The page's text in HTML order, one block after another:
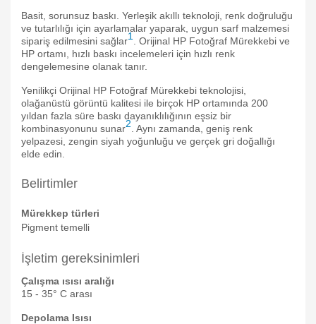
Basit, sorunsuz baskı. Yerleşik akıllı teknoloji, renk doğruluğu
ve tutarlılığı için ayarlamalar yaparak, uygun sarf malzemesi
sipariş edilmesini sağlar1
. Orijinal HP Fotoğraf Mürekkebi ve
HP ortamı, hızlı baskı incelemeleri için hızlı renk
dengelemesine olanak tanır.
Yenilikçi Orijinal HP Fotoğraf Mürekkebi teknolojisi,
olağanüstü görüntü kalitesi ile birçok HP ortamında 200
yıldan fazla süre baskı dayanıklılığının eşsiz bir
kombinasyonunu sunar2 . Aynı zamanda, geniş renk
yelpazesi, zengin siyah yoğunluğu ve gerçek gri doğallığı
elde edin.
Belirtimler
Mürekkep türleri
Pigment temelli
İşletim gereksinimleri
Çalışma ısısı aralığı
15 - 35° C arası
Depolama Isısı